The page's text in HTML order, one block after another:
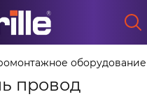
оборудование
провод